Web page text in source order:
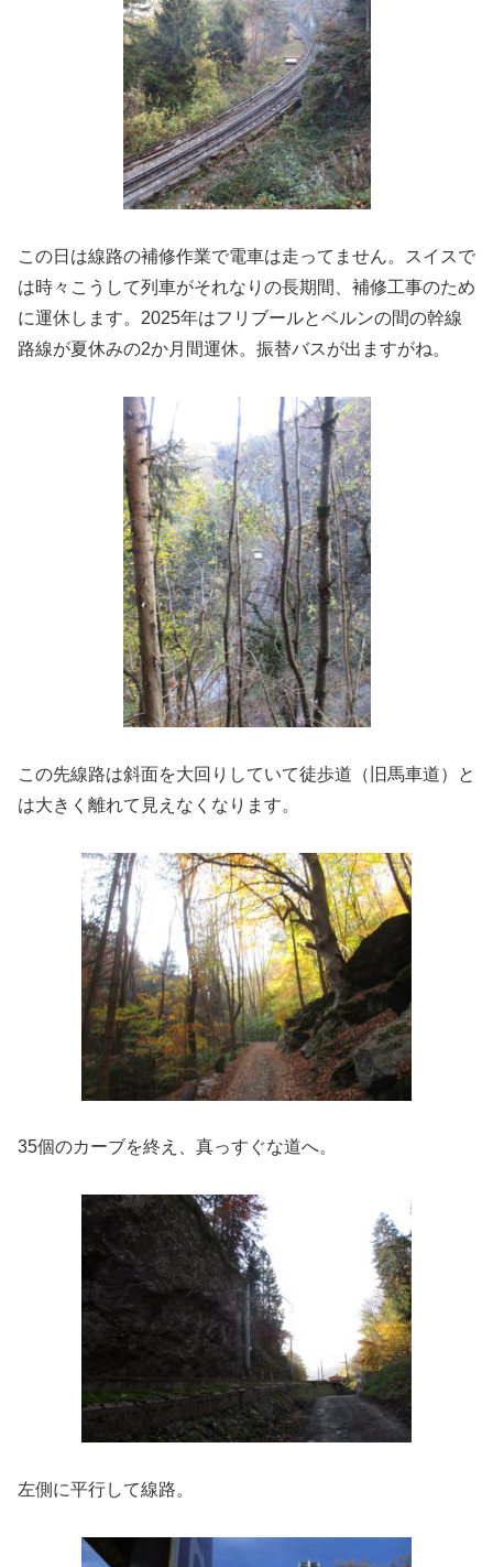
この日は線路の補修作業で電車は走ってません。スイスで
は時々こうして列車がそれなりの長期間、補修工事のため
に運休します。2025年はフリブールとベルンの間の幹線
路線が夏休みの2か月間運休。振替バスが出ますがね。
この先線路は斜面を大回りしていて徒歩道（旧馬車道）と
は大きく離れて見えなくなります。
35個のカーブを終え、真っすぐな道へ。
左側に平行して線路。